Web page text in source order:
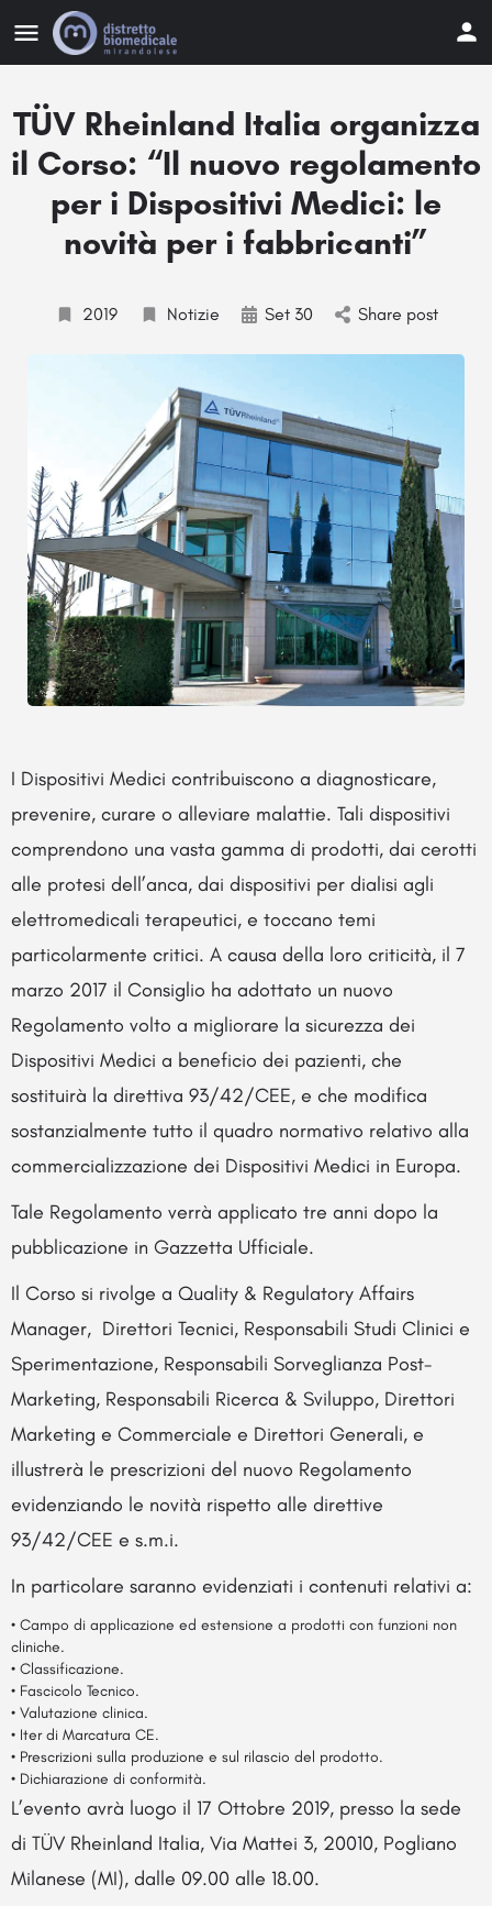
TÜV Rheinland Italia organizza
il Corso: “Il nuovo regolamento
per i Dispositivi Medici: le
novità per i fabbricanti”
2019 Notizie Set 30 Share post
I Dispositivi Medici contribuiscono a diagnosticare,
prevenire, curare o alleviare malattie. Tali dispositivi
comprendono una vasta gamma di prodotti, dai cerotti
alle protesi dell’anca, dai dispositivi per dialisi agli
elettromedicali terapeutici, e toccano temi
particolarmente critici. A causa della loro criticità, il 7
marzo 2017 il Consiglio ha adottato un nuovo
Regolamento volto a migliorare la sicurezza dei
Dispositivi Medici a beneficio dei pazienti, che
sostituirà la direttiva 93/42/CEE, e che modifica
sostanzialmente tutto il quadro normativo relativo alla
commercializzazione dei Dispositivi Medici in Europa.
Tale Regolamento verrà applicato tre anni dopo la
pubblicazione in Gazzetta Ufficiale.
Il Corso si rivolge a Quality & Regulatory Affairs
Manager, Direttori Tecnici, Responsabili Studi Clinici e
Sperimentazione, Responsabili Sorveglianza Post-
Marketing, Responsabili Ricerca & Sviluppo, Direttori
Marketing e Commerciale e Direttori Generali, e
illustrerà le prescrizioni del nuovo Regolamento
evidenziando le novità rispetto alle direttive
93/42/CEE e s.m.i.
In particolare saranno evidenziati i contenuti relativi a:
• Campo di applicazione ed estensione a prodotti con funzioni non
cliniche.
• Classificazione.
• Fascicolo Tecnico.
• Valutazione clinica.
• Iter di Marcatura CE.
• Prescrizioni sulla produzione e sul rilascio del prodotto.
• Dichiarazione di conformità.
L’evento avrà luogo il 17 Ottobre 2019, presso la sede
di TÜV Rheinland Italia, Via Mattei 3, 20010, Pogliano
Milanese (MI), dalle 09.00 alle 18.00.